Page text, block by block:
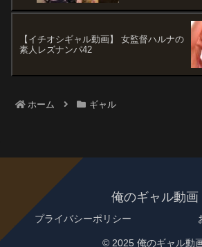
【イチオシギャル動画】 女監督ハルナの
素人レズナンパ42
ホーム ギャル
俺のギャル動画
プライバシーポリシー
© 2025 俺のギャル動